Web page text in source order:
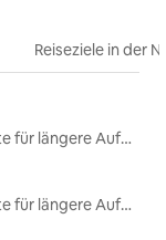
Reiseziele in der
Unterkünfte für längere Aufenthalte
Unterkünfte für längere Aufenthalte